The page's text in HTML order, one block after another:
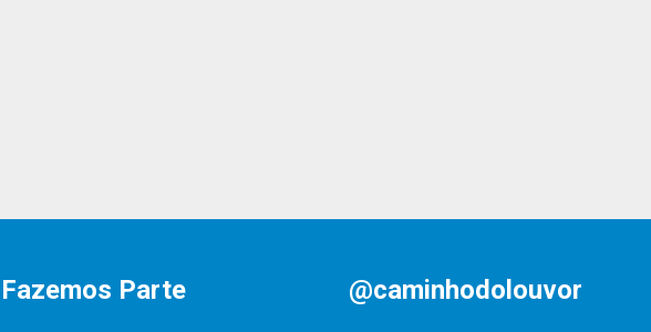
Fazemos Parte @caminhodolouvor